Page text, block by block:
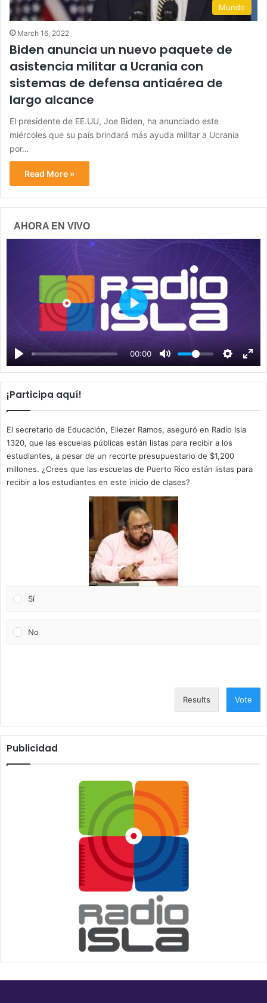
Mundo
March 16, 2022
Biden anuncia un nuevo paquete de
asistencia militar a Ucrania con
sistemas de defensa antiaérea de
largo alcance
El presidente de EE.UU, Joe Biden, ha anunciado este
miércoles que su país brindará más ayuda militar a Ucrania
por…
Read More »
AHORA EN VIVO
00:00
P
y
¡Participa aquí!
El secretario de Educación, Eliezer Ramos, aseguró en Radio Isla
1320, que las escuelas públicas están listas para recibir a los
estudiantes, a pesar de un recorte presupuestario de $1,200
millones. ¿Crees que las escuelas de Puerto Rico están listas para
recibir a los estudiantes en este inicio de clases?
Sí
No
Results Vote
Publicidad